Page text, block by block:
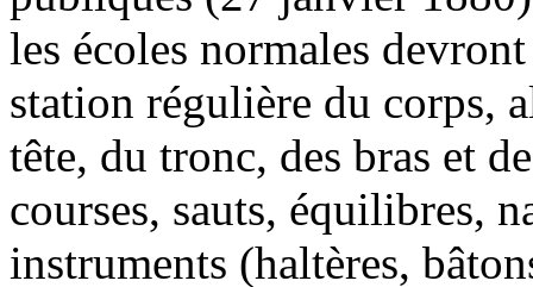
les écoles normales
station régulière du corps,
tête, du tronc, des bras et
courses, sauts, équilibres,
instruments (haltères,